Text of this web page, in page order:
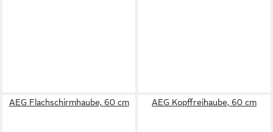
AEG Flachschirmhaube, 60 cm AEG Kopffreihaube, 60 cm